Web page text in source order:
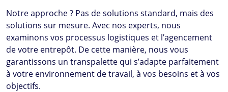
Notre approche ? Pas de solutions standard, mais des
solutions sur mesure. Avec nos experts, nous
examinons vos processus logistiques et l’agencement
de votre entrepôt. De cette manière, nous vous
garantissons un transpalette qui s’adapte parfaitement
à votre environnement de travail, à vos besoins et à vos
objectifs.